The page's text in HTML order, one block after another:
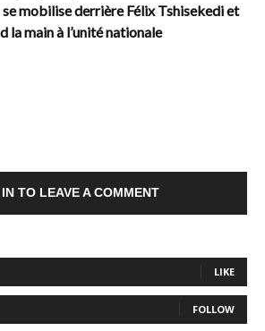
mobilise derrière Félix Tshisekedi et
la main à l’unité nationale
TO LEAVE A COMMENT
LIKE
FOLLOW